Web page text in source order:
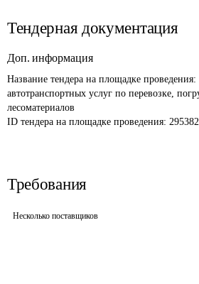
Тендерная документация
Доп. информация
Название тендера на площадке проведения:
автотранспортных услуг по перевозке,
лесоматериалов
ID тендера на площадке проведения: 295382
Требования
Несколько поставщиков